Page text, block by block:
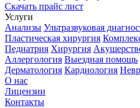
Скачать прайс лист
Услуги
Анализы Ультразвуковая
Пластическая хирургия
Педиатрия Хирургия
Аллергология Выездная помощь
Дерматология Кардиология
О нас
Лицензии
Контакты